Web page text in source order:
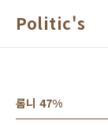
Politic's
롬니 47%